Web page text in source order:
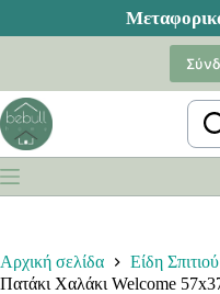
Αρχική σελίδα Είδη Σπιτιού
Πατάκι Χαλάκι Welcome